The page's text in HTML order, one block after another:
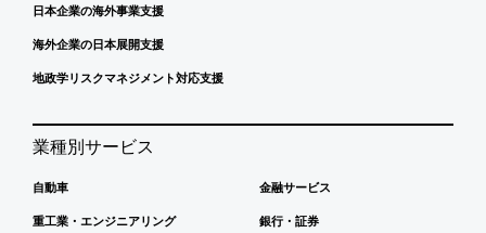
日本企業の海外事業支援
海外企業の日本展開支援
地政学リスクマネジメント対応支援
業種別サービス
自動車
重工業・エンジニアリング
金融サービス
銀行・証券